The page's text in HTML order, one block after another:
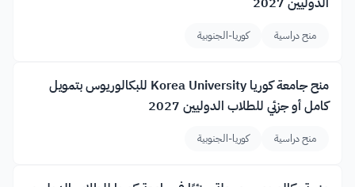
منح دراسية كوريا-الجنوبية
منح جامعة كوريا Korea University للبكالوريوس بتمويل
كامل أو جزئي للطلاب الدوليين 2027
منح دراسية كوريا-الجنوبية